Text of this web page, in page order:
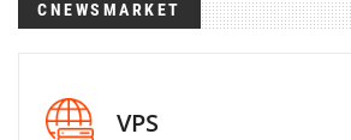
CNEWSMARKET
VPS